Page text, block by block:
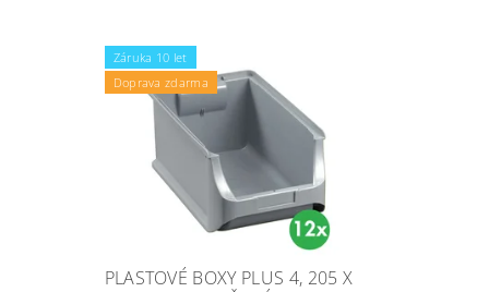
Záruka 10 let
Doprava zdarma
PLASTOVÉ BOXY PLUS 4, 205 X